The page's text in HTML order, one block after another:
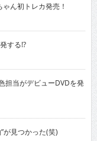
ん初トレカ発売！
する!?
当がデビューDVDを発
見つかった(笑)